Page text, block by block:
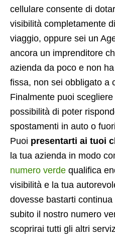
cellulare consente di
visibilità completamente
viaggio, oppure sei un
ancora un imprenditore
azienda da poco e non
fissa, non sei obbligato a
Finalmente puoi
possibilità di poter
spostamenti in auto o
Puoi presentarti ai tuoi
la tua azienda in modo
numero verde qualifica
visibilità e la tua
dovesse bastarti
subito il nostro numero
scoprirai tutti gli altri